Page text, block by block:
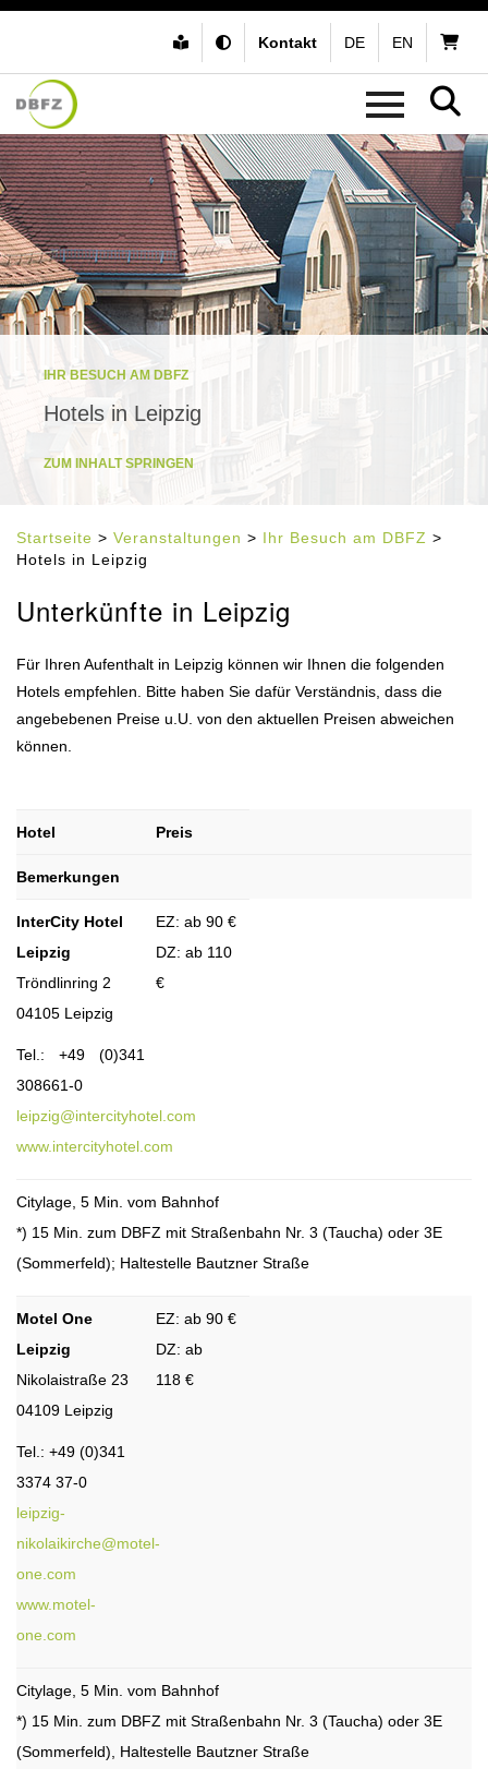
Kontakt DE EN
IHR BESUCH AM DBFZ
Hotels in Leipzig
ZUM INHALT SPRINGEN
Startseite > Veranstaltungen > Ihr Besuch am DBFZ >
Hotels in Leipzig
Unterkünfte in Leipzig
Für Ihren Aufenthalt in Leipzig können wir Ihnen die folgenden
Hotels empfehlen. Bitte haben Sie dafür Verständnis, dass die
angebebenen Preise u.U. von den aktuellen Preisen abweichen
können.
Hotel Preis
Bemerkungen
InterCity Hotel
Leipzig
Tröndlinring 2
04105 Leipzig
Tel.: +49 (0)341
308661-0
leipzig@intercityhotel.com
www.intercityhotel.com
EZ: ab 90 €
DZ: ab 110
€
Citylage, 5 Min. vom Bahnhof
*) 15 Min. zum DBFZ mit Straßenbahn Nr. 3 (Taucha) oder 3E
(Sommerfeld); Haltestelle Bautzner Straße
Motel One
Leipzig
Nikolaistraße 23
04109 Leipzig
Tel.: +49 (0)341
3374 37-0
leipzig-
nikolaikirche@motel-
one.com
www.motel-
one.com
EZ: ab 90 €
DZ: ab
118 €
Citylage, 5 Min. vom Bahnhof
*) 15 Min. zum DBFZ mit Straßenbahn Nr. 3 (Taucha) oder 3E
(Sommerfeld), Haltestelle Bautzner Straße